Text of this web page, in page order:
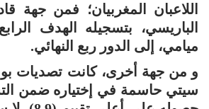
اللاعبان المغربيان؛ فمن جهة
الباريسي، بتسجيله الهدف
ميامي، إلى الدور ربع النهائي.
و من جهة أخرى، كانت تصديات
سيتي حاسمة في إختياره ضمن